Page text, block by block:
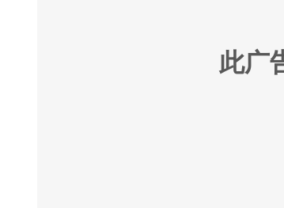
此广